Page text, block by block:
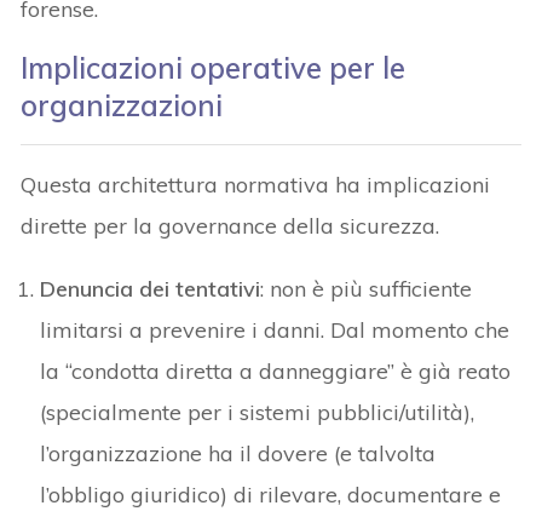
forense.
Implicazioni operative per le
organizzazioni
Questa architettura normativa ha implicazioni
dirette per la governance della sicurezza.
Denuncia dei tentativi: non è più sufficiente
limitarsi a prevenire i danni. Dal momento che
la “condotta diretta a danneggiare” è già reato
(specialmente per i sistemi pubblici/utilità),
l’organizzazione ha il dovere (e talvolta
l’obbligo giuridico) di rilevare, documentare e